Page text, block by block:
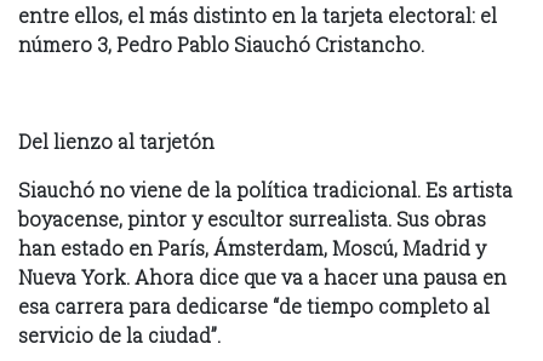
entre ellos, el más distinto en la tarjeta electoral: el
número 3, Pedro Pablo Siauchó Cristancho.
Del lienzo al tarjetón
Siauchó no viene de la política tradicional. Es artista
boyacense, pintor y escultor surrealista. Sus obras
han estado en París, Ámsterdam, Moscú, Madrid y
Nueva York. Ahora dice que va a hacer una pausa en
esa carrera para dedicarse “de tiempo completo al
servicio de la ciudad”.